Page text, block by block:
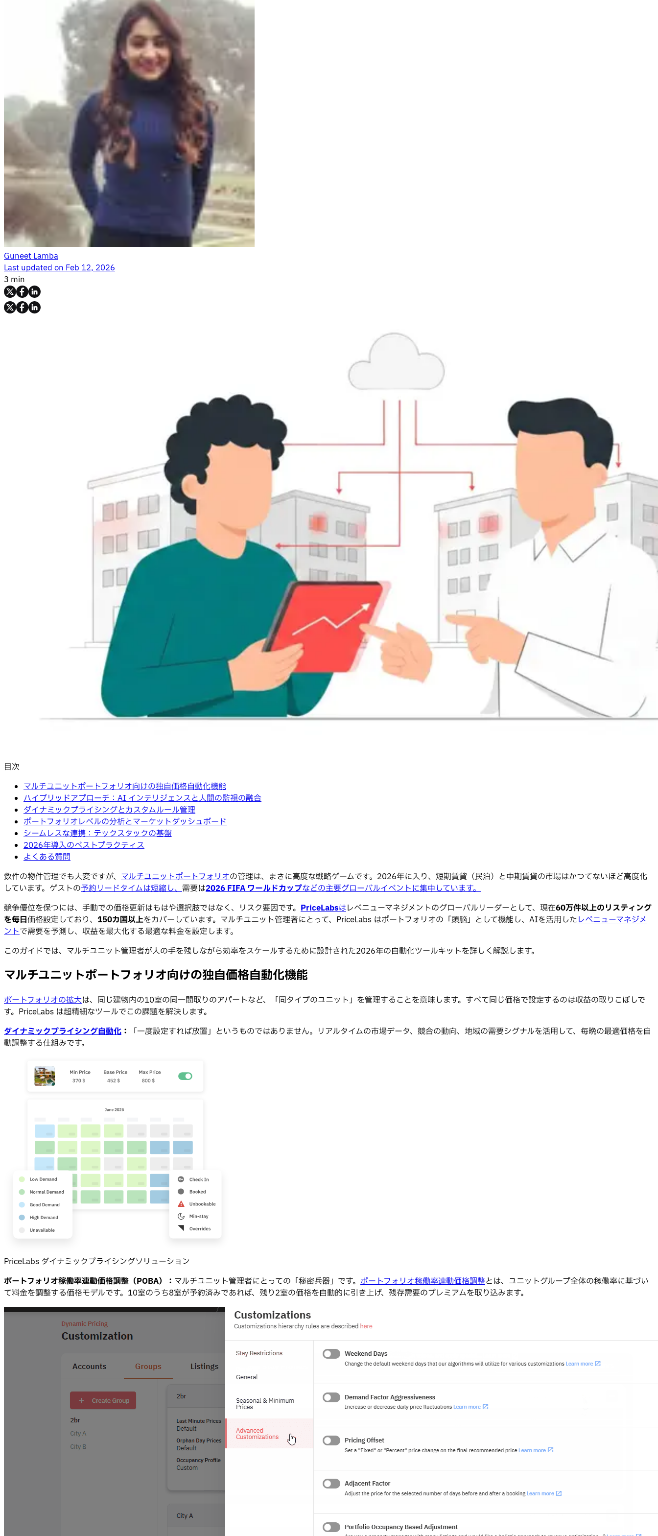
Guneet Lamba
Last updated onFeb 12, 2026
3 min
目次
マルチユニットポートフォリオ向けの独自価格自動化機能
ハイブリッドアプローチ：AI インテリジェンスと人間の監視の融合
ダイナミックプライシングとカスタムルール管理
ポートフォリオレベルの分析とマーケットダッシュボード
シームレスな連携：テックスタックの基盤
2026年導入のベストプラクティス
よくある質問
数件の物件管理でも大変ですが、 マルチユニットポートフォリオの管理は、まさに高度な戦略ゲームです。2026年に入り、短期賃貸（民泊）と中期賃貸の市場はかつてないほど高度化
しています。ゲストの予約リードタイムは短縮し、需要は2026 FIFA ワールドカップなどの主要グローバルイベントに集中しています。
競争優位を保つには、手動での価格更新はもはや選択肢ではなく、リスク要因です。 PriceLabsはレベニューマネジメントのグローバルリーダーとして、現在60万件以上のリスティング
を毎日価格設定しており、 150カ国以上をカバーしています。マルチユニット管理者にとって、PriceLabs はポートフォリオの「頭脳」として機能し、AIを活用したレベニューマネジメ
ントで需要を予測し、収益を最大化する最適な料金を設定します。
このガイドでは、マルチユニット管理者が人の手を残しながら効率をスケールするために設計された2026年の自動化ツールキットを詳しく解説します。
マルチユニットポートフォリオ向けの独自価格自動化機能
ポートフォリオの拡大は、同じ建物内の10室の同一間取りのアパートなど、「同タイプのユニット」を管理することを意味します。すべて同じ価格で設定するのは収益の取りこぼしで
す。PriceLabs は超精細なツールでこの課題を解決します。
ダイナミックプライシング自動化 ：
「一度設定すれば放置」というものではありません。リアルタイムの市場データ、競合の動向、地域の需要シグナルを活用して、毎晩の最適価格を自
動調整する仕組みです。
PriceLabs ダイナミックプライシングソリューション
ポートフォリオ稼働率連動価格調整（POBA）： マルチユニット管理者にとっての「秘密兵器」です。 ポートフォリオ稼働率連動価格調整とは、ユニットグループ全体の稼働率に基づい
て料金を調整する価格モデルです。10室のうち8室が予約済みであれば、残り2室の価格を自動的に引き上げ、残存需要のプレミアムを取り込みます。